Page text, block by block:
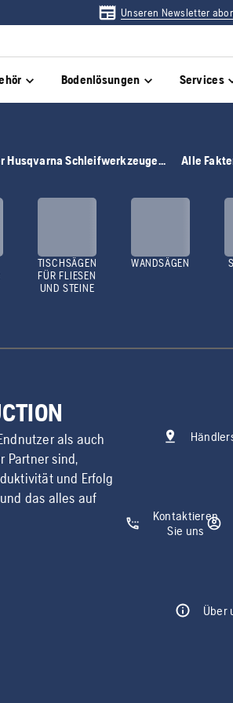
Unseren Newsletter
Bodenlösungen Services
Husqvarna Schleifwerkzeuge... Alle
TISCHSÄGEN
FÜR FLIESEN
UND STEINE
WANDSÄGEN
als auch
Partner sind,
und Erfolg
das alles auf
Kontaktieren
Sie uns
Über